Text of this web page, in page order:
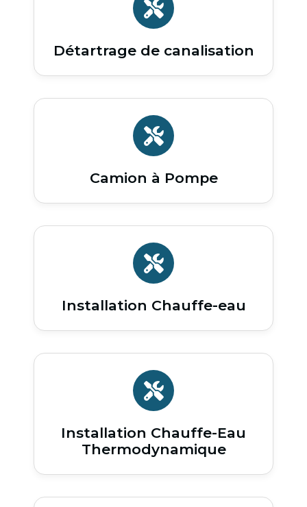
Détartrage de canalisation
Camion à Pompe
Installation Chauffe-eau
Installation Chauffe-Eau
Thermodynamique